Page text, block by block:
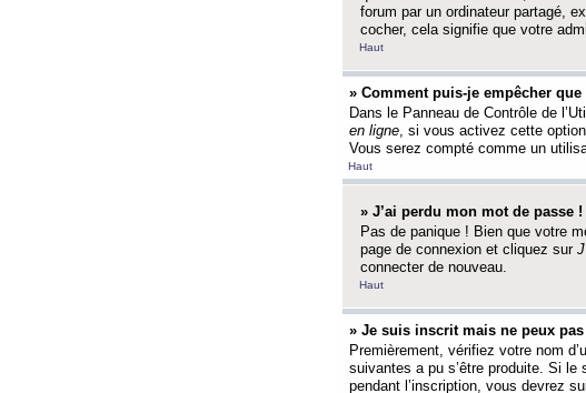
forum par un ordinateur partagé,
cocher, cela signifie que votre
Haut
» Comment puis-je empêcher
Dans le Panneau de Contrôle de
en ligne, si vous activez cette
Vous serez compté comme un
Haut
» J’ai perdu mon mot de passe !
Pas de panique ! Bien que votre
page de connexion et cliquez sur
connecter de nouveau.
Haut
» Je suis inscrit mais ne peux
Premièrement, vérifiez votre nom
suivantes a pu s’être produite. Si
pendant l’inscription, vous devrez